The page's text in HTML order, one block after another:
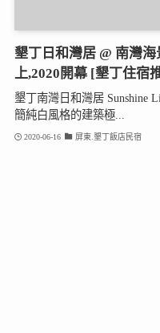
墾丁日和灣居 @ 南灣
上,2020開幕 [墾丁住宿
墾丁南灣日和灣居 Sunshine
簡純白風格的建築極...
2020-06-16 屏東.墾丁飯店民宿